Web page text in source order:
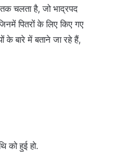
तक चलता है, जो भाद्रपद
पितरों के लिए किए गए
के बारे में बताने जा रहे हैं,
को हुई हो.